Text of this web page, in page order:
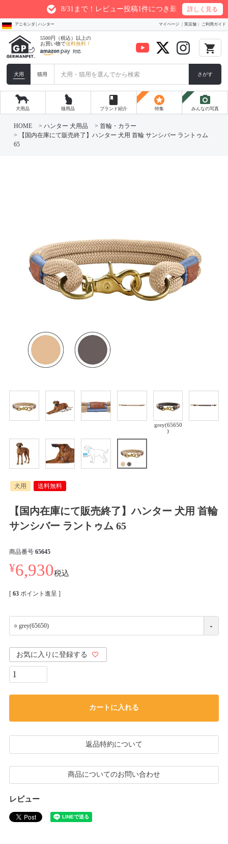
8/31まで！レビュー投稿1件につき最大200ptプレゼント
詳しく見る
アニモンダ | ハンター マイページ 実店舗 ご利用ガイド
5500円（税込）以上の
お買い物で送料無料！ local_grocery_store
犬用 猫用 さがす
犬用品 猫用品
book
ブランド紹介
stars
特集
photo_camera
みんなの写真
HOME ハンター 犬用品
首輪・カラー
【国内在庫にて販売終了】ハンター 犬用 首輪 サンシバー ラントゥム
65
grey(65650
)
犬用 送料無料
【国内在庫にて販売終了】ハンター 犬用 首輪
サンシバー ラントゥム 65
商品番号 65645
¥6,930税込
[ 63 ポイント進呈 ]
お気に入りに登録する
カートに入れる
返品特約について
商品についてのお問い合わせ
レビュー